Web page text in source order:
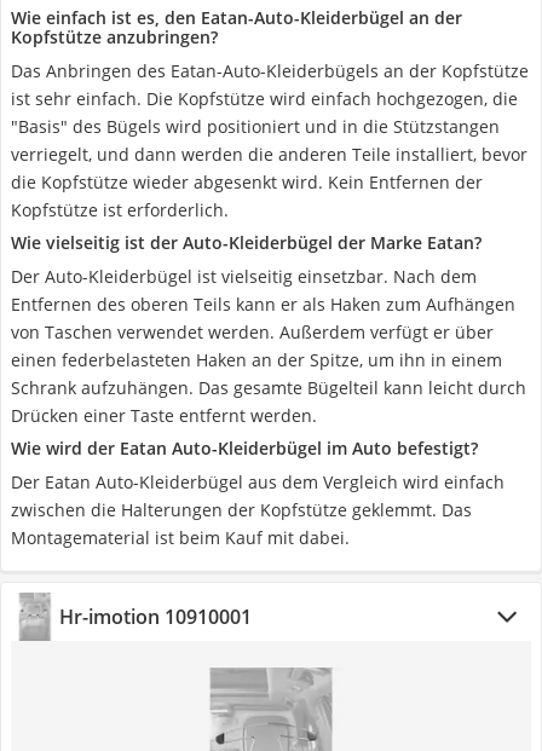
Wie einfach ist es, den Eatan-Auto-Kleiderbügel an der
Kopfstütze anzubringen?
Das Anbringen des Eatan-Auto-Kleiderbügels an der Kopfstütze
ist sehr einfach. Die Kopfstütze wird einfach hochgezogen, die
"Basis" des Bügels wird positioniert und in die Stützstangen
verriegelt, und dann werden die anderen Teile installiert, bevor
die Kopfstütze wieder abgesenkt wird. Kein Entfernen der
Kopfstütze ist erforderlich.
Wie vielseitig ist der Auto-Kleiderbügel der Marke Eatan?
Der Auto-Kleiderbügel ist vielseitig einsetzbar. Nach dem
Entfernen des oberen Teils kann er als Haken zum Aufhängen
von Taschen verwendet werden. Außerdem verfügt er über
einen federbelasteten Haken an der Spitze, um ihn in einem
Schrank aufzuhängen. Das gesamte Bügelteil kann leicht durch
Drücken einer Taste entfernt werden.
Wie wird der Eatan Auto-Kleiderbügel im Auto befestigt?
Der Eatan Auto-Kleiderbügel aus dem Vergleich wird einfach
zwischen die Halterungen der Kopfstütze geklemmt. Das
Montagematerial ist beim Kauf mit dabei.
Hr-imotion 10910001